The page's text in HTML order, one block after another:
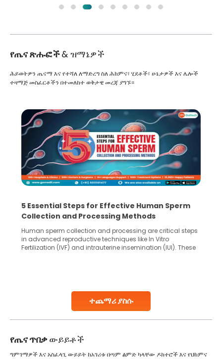
የጤና ጽሑፎች& ዝማኔዎች
ተጨማሪ ያስሱ
ሕይወትዎን ጤናማ እና የተሻለ ለማድረግ ስለ ሕክምና፣ ሂደቶች፣ ሁኔታዎች እና ሌሎች
ተዛማጅ መስፈርቶችን በተመለከተ ወቅታዊ መረጃ ያግኙ።
5 Essential Steps for Effective Human Sperm
Collection and Processing Methods
Human sperm collection and processing are critical steps
in advanced reproductive techniques like In Vitro
Fertilization (IVF) and intrauterine insemination (IUI). These
collected, they process the
የጤና ጥበቃውይይቶች
ግምገማዎች እና አስፈላጊ ውይይት ከአገሪቱ በጣም ልምድ ካላቸው ዶክተሮች እና የህክምና